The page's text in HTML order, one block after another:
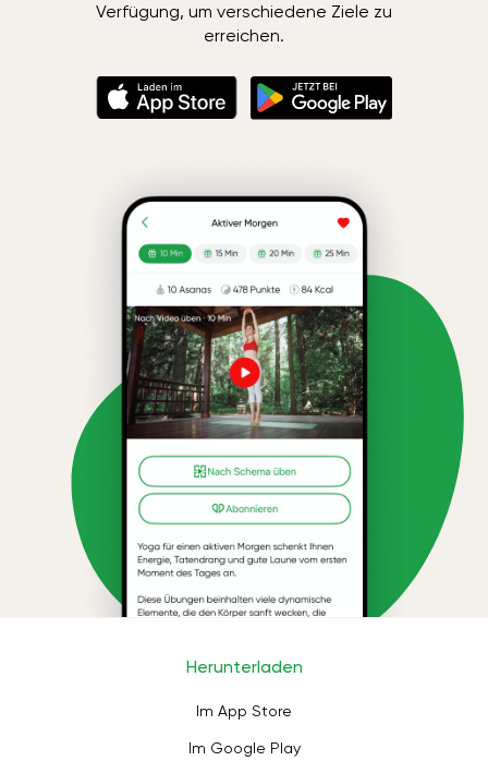
Verfügung, um verschiedene Ziele zu
erreichen.
Herunterladen
Im App Store
Im Google Play